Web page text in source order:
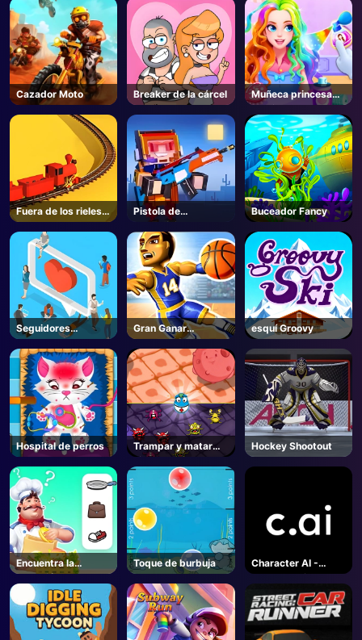
Cazador Moto Breaker de la cárcel
Muñeca princesa
vestir
Fuera de los rieles
3D
Pistola de
sobrevivientes
Buceador Fancy
Seguidores
Extremos
Gran Ganar
Baloncesto
esquí Groovy
Hospital de perros
Trampar y matar
virus
Hockey Shootout
Encuentra la
Conexión
Toque de burbuja
Character AI -
Juegos Online